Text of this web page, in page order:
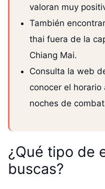
valoran muy
También
thai fuera de la
Chiang Mai.
Consulta la web
conocer el
noches de
¿Qué tipo de
buscas?